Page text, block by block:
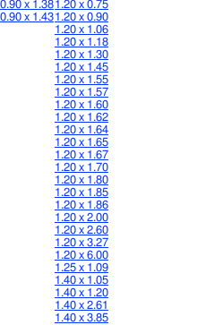
0.90 х 1.38
0.90 х 1.43
1.20 х 0.75
1.20 х 0.90
1.20 х 1.06
1.20 х 1.18
1.20 х 1.30
1.20 х 1.45
1.20 х 1.55
1.20 х 1.57
1.20 х 1.60
1.20 х 1.62
1.20 х 1.64
1.20 х 1.65
1.20 х 1.67
1.20 х 1.70
1.20 х 1.80
1.20 х 1.85
1.20 х 1.86
1.20 х 2.00
1.20 х 2.60
1.20 х 3.27
1.20 х 6.00
1.25 х 1.09
1.40 х 1.05
1.40 х 1.20
1.40 х 2.61
1.40 х 3.85